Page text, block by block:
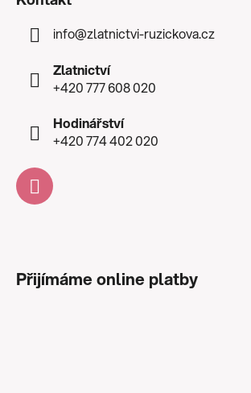
info@zlatnictvi-ruzickova.cz
Zlatnictví
+420 777 608 020
Hodinářství
+420 774 402 020
Přijímáme online platby